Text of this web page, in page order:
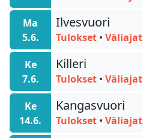
Ma
5.6.
Ilvesvuori
Tulokset •Väliajat
Ke
7.6.
Killeri
Tulokset •Väliajat
Ke
14.6.
Kangasvuori
Tulokset •Väliajat